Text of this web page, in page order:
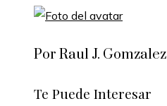
Por Raul J. Gomzalez
Te Puede Interesar